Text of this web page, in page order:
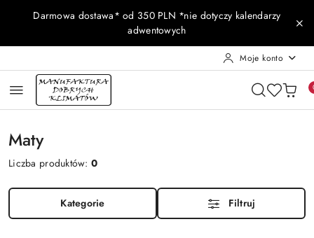
Przejdź do treści głównej
Przejdź do wyszukiwarki
Przejdź do moje konto
Przejdź do menu głównego
Przejdź do stopki
Darmowa dostawa* od 350 PLN *nie dotyczy kalendarzy
adwentowych
Moje konto
Maty
Liczba produktów:0
Kategorie Filtruj